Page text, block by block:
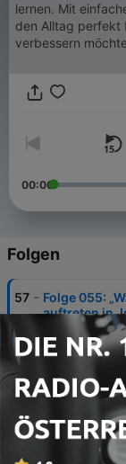
lernen. Mit einfachen Erklärungen, Dialogen und Übungen für
den Alltag perfekt
verbessern möchten. Cover Art von Daniel Frische
00:00
Folgen
57 - Folge 055:
auftreten in
11 Mai 2026
56
Folge 054:
Alltag
08 Mai 2026
55 - Folge 053:
Über Hobbys